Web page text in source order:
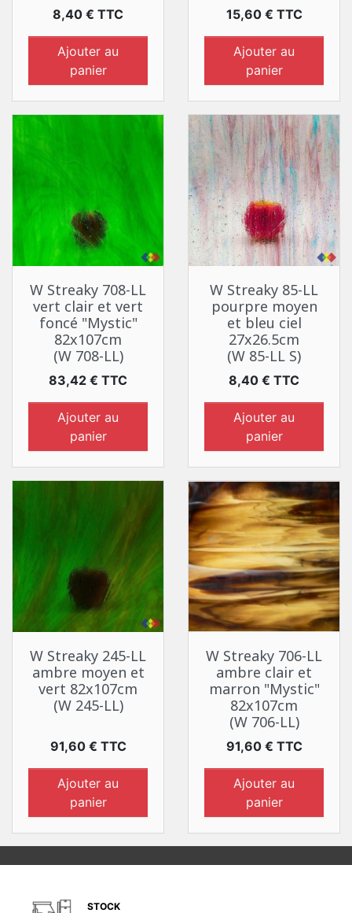
Prix
8,40 € TTC
Ajouter au
panier
Prix
15,60 € TTC
Ajouter au
panier
W Streaky 708-LL
vert clair et vert
foncé "Mystic"
82x107cm
(W 708-LL)
Prix
83,42 € TTC
Ajouter au
panier
W Streaky 85-LL
pourpre moyen
et bleu ciel
27x26.5cm
(W 85-LL S)
Prix
8,40 € TTC
Ajouter au
panier
W Streaky 245-LL
ambre moyen et
vert 82x107cm
(W 245-LL)
Prix
91,60 € TTC
Ajouter au
panier
W Streaky 706-LL
ambre clair et
marron "Mystic"
82x107cm
(W 706-LL)
Prix
91,60 € TTC
Ajouter au
panier
STOCK